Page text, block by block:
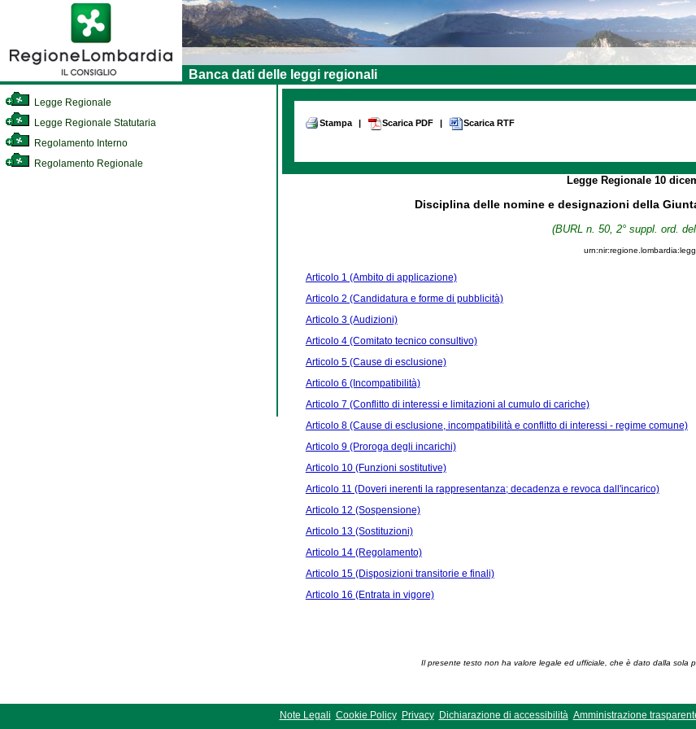
Banca dati delle leggi regionali
Legge Regionale
Legge Regionale Statutaria
Regolamento Interno
Regolamento Regionale
Stampa | Scarica PDF | Scarica RTF
Legge Regionale 10
Disciplina delle nomine e designazioni della
(BURL n. 50, 2° suppl. ord.
Articolo 1 (Ambito di applicazione)
Articolo 2 (Candidatura e forme di pubblicità)
Articolo 3 (Audizioni)
Articolo 4 (Comitato tecnico consultivo)
Articolo 5 (Cause di esclusione)
Articolo 6 (Incompatibilità)
Articolo 7 (Conflitto di interessi e limitazioni al cumulo di cariche)
Articolo 8 (Cause di esclusione, incompatibilità e conflitto di interessi - regime comune)
Articolo 9 (Proroga degli incarichi)
Articolo 10 (Funzioni sostitutive)
Articolo 11 (Doveri inerenti la rappresentanza; decadenza e revoca dall'incarico)
Articolo 12 (Sospensione)
Articolo 13 (Sostituzioni)
Articolo 14 (Regolamento)
Articolo 15 (Disposizioni transitorie e finali)
Articolo 16 (Entrata in vigore)
Il presente testo non ha valore legale ed ufficiale, che è dato dalla sola
Note Legali Cookie Policy Privacy Dichiarazione di accessibilità Amministrazione